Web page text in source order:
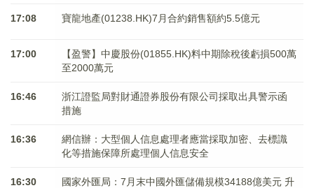
17:08 寶龍地產(01238.HK)7月合約銷售額約5.5億元
17:00
【盈警】中慶股份(01855.HK)料中期除稅後虧損500萬
至2000萬元
16:46
浙江證監局對財通證券股份有限公司採取出具警示函
措施
16:36
網信辦：大型個人信息處理者應當採取加密、去標識
化等措施保障所處理個人信息安全
16:30
國家外匯局：7月末中國外匯儲備規模34188億美元 升